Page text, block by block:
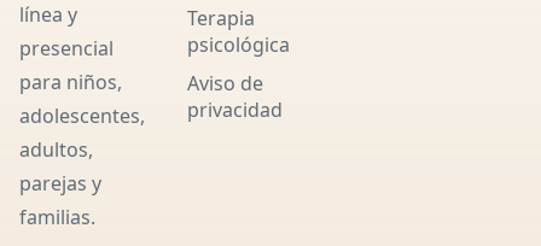
línea y
presencial
para niños,
adolescentes,
adultos,
parejas y
familias.
Terapia
psicológica
Aviso de
privacidad